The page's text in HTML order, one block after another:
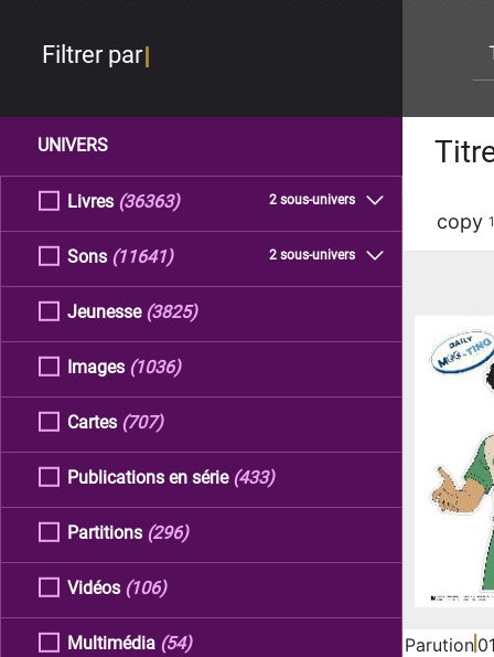
Filtrer par
UNIVERS
Livres 2 sous-univers
(36363)
Sons 2 sous-univers
(11641)
Jeunesse (3825)
Images (1036)
Cartes (707)
Publications en série (433)
Partitions (296)
Vidéos (106)
Multimédia (54)
copy
Parution